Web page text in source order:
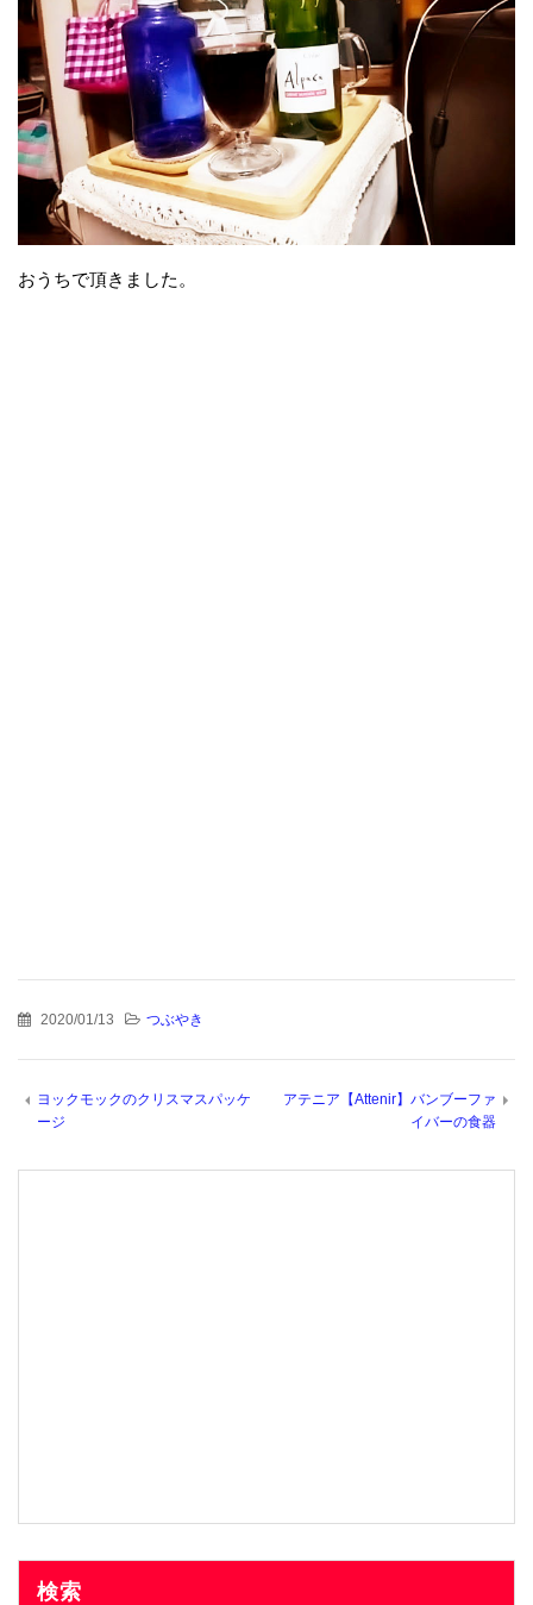
おうちで頂きました。
2020/01/13 つぶやき
ヨックモックのクリスマスパッケ
ージ
アテニア【Attenir】バンブーファ
イバーの食器
検索